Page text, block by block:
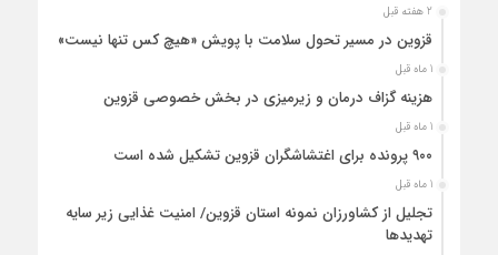
2 هفته قبل
قزوین در مسیر تحول سلامت با پویش «هیچ‌ کس تنها نیست»
1 ماه قبل
هزینه‌ گزاف درمان و زیرمیزی در بخش خصوصی قزوین
1 ماه قبل
۹۰۰ پرونده برای اغتشاشگران قزوین تشکیل شده است
1 ماه قبل
تجلیل از کشاورزان نمونه استان قزوین/ امنیت غذایی زیر سایه
تهدیدها